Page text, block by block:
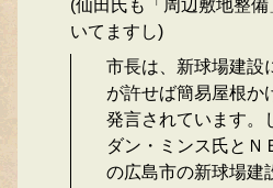
(仙田氏も「周辺敷地整
いてますし)
市長は、新球場建設
が許せば簡易屋根か
発言されています。
ダン・ミンス氏とＮ
の広島市の新球場建